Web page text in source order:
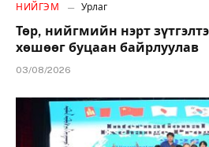
НИЙГЭМ Урлаг
Төр, нийгмийн нэрт
хөшөөг буцаан байрлуулав
03/08/2026